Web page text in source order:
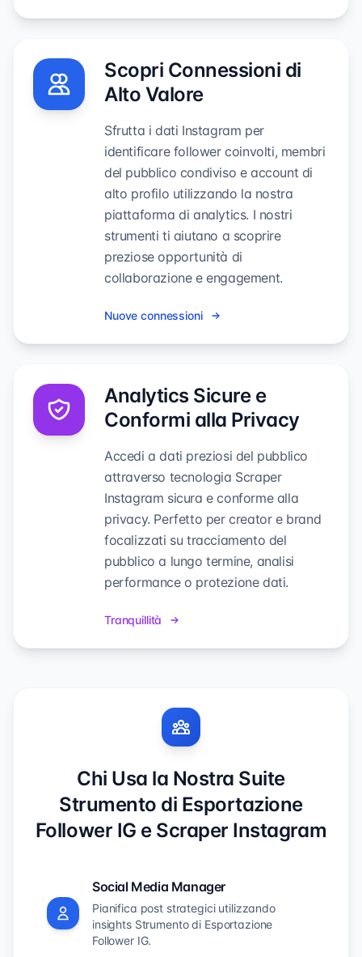
Scopri Connessioni di
Alto Valore
Sfrutta i dati Instagram per
identificare follower coinvolti, membri
del pubblico condiviso e account di
alto profilo utilizzando la nostra
piattaforma di analytics. I nostri
strumenti ti aiutano a scoprire
preziose opportunità di
collaborazione e engagement.
Nuove connessioni
Analytics Sicure e
Conformi alla Privacy
Accedi a dati preziosi del pubblico
attraverso tecnologia Scraper
Instagram sicura e conforme alla
privacy. Perfetto per creator e brand
focalizzati su tracciamento del
pubblico a lungo termine, analisi
performance o protezione dati.
Tranquillità
Chi Usa la Nostra Suite
Strumento di Esportazione
Follower IG e Scraper Instagram
Social Media Manager
Pianifica post strategici utilizzando
insights Strumento di Esportazione
Follower IG.